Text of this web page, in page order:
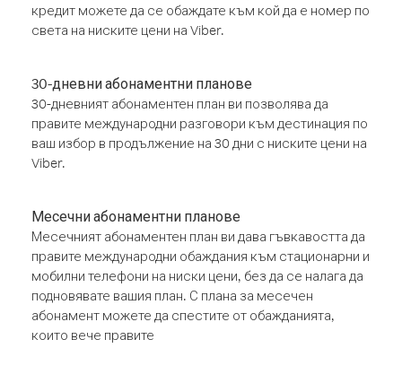
кредит можете да се обаждате към кой да е номер по
света на ниските цени на Viber.
30-дневни абонаментни планове
30-дневният абонаментен план ви позволява да
правите международни разговори към дестинация по
ваш избор в продължение на 30 дни с ниските цени на
Viber.
Месечни абонаментни планове
Месечният абонаментен план ви дава гъвкавостта да
правите международни обаждания към стационарни и
мобилни телефони на ниски цени, без да се налага да
подновявате вашия план. С плана за месечен
абонамент можете да спестите от обажданията,
които вече правите